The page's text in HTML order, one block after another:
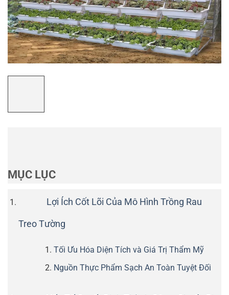
MỤC LỤC
Lợi Ích Cốt Lõi Của Mô Hình Trồng Rau
Treo Tường
Tối Ưu Hóa Diện Tích và Giá Trị Thẩm Mỹ
Nguồn Thực Phẩm Sạch An Toàn Tuyệt Đối